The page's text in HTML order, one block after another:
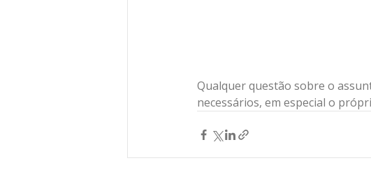
Qualquer questão sobre o
necessários, em especial o